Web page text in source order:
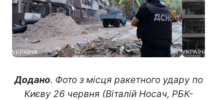
Додано. Фото з місця ракетного удару по
Києву 26 червня (Віталій Носач, РБК-